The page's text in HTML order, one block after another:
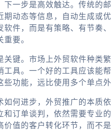
下一步是高效触达。传统的
期动态等信息，自动生成或
软件 ，而是有策略、有节奏
要。
关键。市场上外贸软件种类繁
工具。一个好的工具应该能
些功能，远比使用多个单点
何进步， 外贸推广的本质
订单谈判，依然需要专业
价值的客户转化环节，而不